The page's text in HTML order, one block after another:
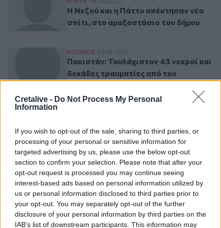
Cretalive - Do Not Process My Personal
Information
If you wish to opt-out of the sale, sharing to third parties, or
processing of your personal or sensitive information for
targeted advertising by us, please use the below opt-out
section to confirm your selection. Please note that after your
opt-out request is processed you may continue seeing
interest-based ads based on personal information utilized by
us or personal information disclosed to third parties prior to
your opt-out. You may separately opt-out of the further
disclosure of your personal information by third parties on the
IAB’s list of downstream participants. This information may
Η Νεζού και η Πάττυ απέκτησαν νέο
σπίτι, στο αμαξοστάσιο του δήμου
Πακιστάν: Τουλάχιστον 43 νεκροί και
ΚΟΣΜΟΣ 07.06.2021
Πακιστάν: Τουλάχιστον 43 νεκροί και
δεκάδες τραυματίες από τον
τρένων
Στο αμαξοστάσιο του ΟΣΥ ο Κυριάκος
Μητσοτάκης
Ροή ειδήσεων Δημοφιλή
17:50